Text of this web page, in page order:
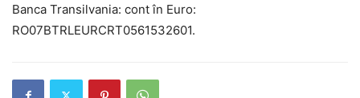
Banca Transilvania: cont în Euro:
RO07BTRLEURCRT0561532601.